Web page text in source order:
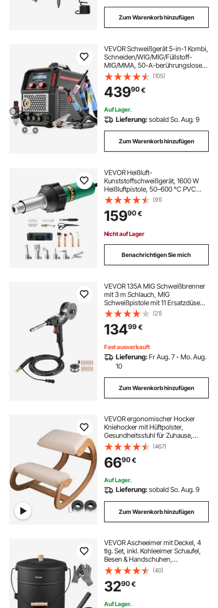
Zum Warenkorb hinzufügen
VEVOR Schweißgerät 5-in-1 Kombi,
Schneiden/WIG/MIG/Füllstoff-
MIG/MMA, 50-A-berührungsloses
Plasma- & 200-A-Synergic-
Schweißgerät, 220-V-Alu-Impuls-
MIG-Schweißgerät, kompatibel mit
Spool Gun
(105)
43990€
Auf Lager.
Lieferung:sobald So. Aug. 9
Zum Warenkorb hinzufügen
VEVOR Heißluft-
Kunststoffschweißgerät, 1600 W
Heißluftpistole, 50–600 °C PVC
TPO Vinyl Schweißbrenner, Hot Air
Welder Set mit 17 Zubehörteilen –
Werkzeugkasten, Düse, Rolle,
Klingen für PP/PE/PVC
(91)
15990€
Nicht auf Lager
Benachrichtigen Sie mich
VEVOR 135A MIG Schweißbrenner
mit 3 m Schlauch, MIG
Schweißpistole mit 11 Ersatzdüsen
& Doppel-V-Naht, Profi-
Schweißzubehör Kompetibel mit
Miller Spoolmate 100,
Schutzgasschweißgerät für
Werkstatt
(21)
13499€
Fast ausverkauft
Lieferung: Fr Aug. 7 - Mo. Aug.
10
Zum Warenkorb hinzufügen
VEVOR ergonomischer Hocker
Kniehocker mit Hüftpolster,
Gesundheitsstuhl für Zuhause,
Kniestuhl zur Verbesserung der
Rückenschmerzen
Nackenschmerzen Lindern &
Körperhaltung (Weiße Eiche)
(467)
6690€
Auf Lager.
Lieferung:sobald So. Aug. 9
Zum Warenkorb hinzufügen
VEVOR Ascheeimer mit Deckel, 4
tlg. Set, inkl. Kohleeimer Schaufel,
Besen & Handschuhen,
Kaminkohleeimer & Aschedose aus
Metall, 15 L Fassungsvermögen für
Kamine, Feuerstellen, Holzöfen
(40)
3290€
Auf Lager.